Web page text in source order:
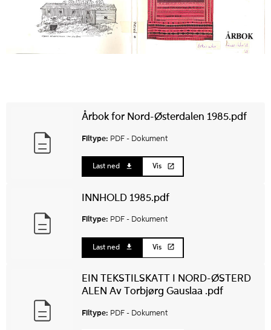
Årbok for Nord-Østerdalen 1985.pdf
Filtype: PDF - Dokument
Last ned Vis
INNHOLD 1985.pdf
Filtype: PDF - Dokument
Last ned Vis
EIN TEKSTILSKATT I NORD-ØSTERD
ALEN Av Torbjørg Gauslaa .pdf
Filtype: PDF - Dokument